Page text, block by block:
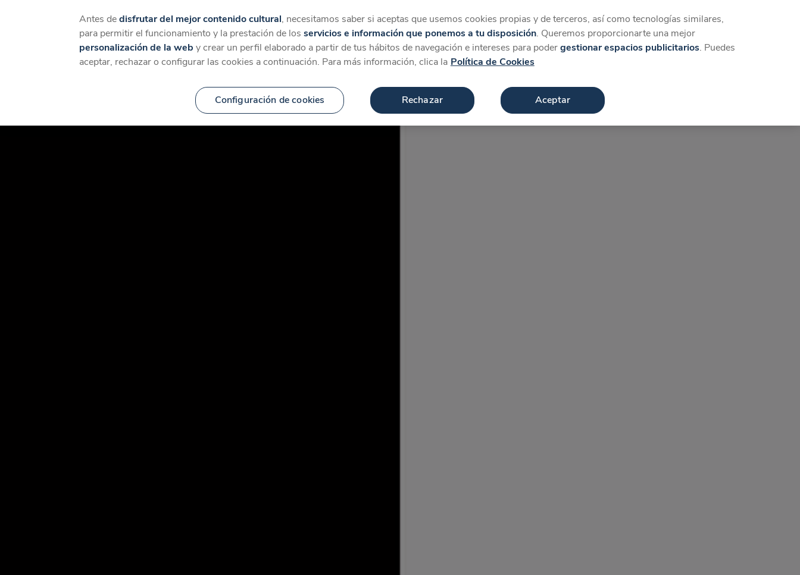
Catálogo Temáticas Categorías Favoritos Más Iniciar sesión Crear cuenta
Antes dedisfrutar del mejor contenido cultural, necesitamos saber si aceptas que usemos cookies propias y de terceros, así como tecnologías similares,
para permitir el funcionamiento y la prestación de los servicios e información que ponemos a tu disposición. Queremos proporcionarte una mejor
personalización de la web y crear un perfil elaborado a partir de tus hábitos de navegación e intereses para podergestionar espacios publicitarios. Puedes
aceptar, rechazar o configurar las cookies a continuación. Para más información, clica la Política de Cookies
Configuración de cookies Rechazar Aceptar